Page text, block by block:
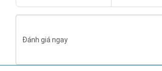
Đánh giá ngay